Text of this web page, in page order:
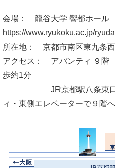
会場： 龍谷大学 響都ホ
https://www.ryukoku.ac.jp/
所在地： 京都市南区東九条
アクセス： アバンティ ９階
歩約1分
JR京都駅八条東口から
ィ・東側エレベーターで９階へ